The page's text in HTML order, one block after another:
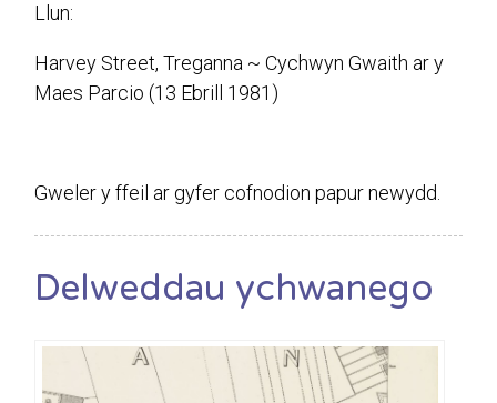
Llun:
Harvey Street, Treganna ~ Cychwyn Gwaith ar y
Maes Parcio (13 Ebrill 1981)
Gweler y ffeil ar gyfer cofnodion papur newydd.
Delweddau ychwanego